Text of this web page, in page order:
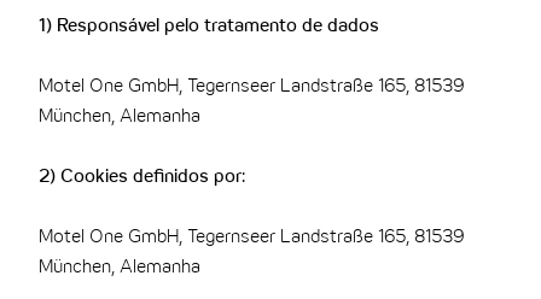
1) Responsável pelo tratamento de dados
Motel One GmbH, Tegernseer Landstraße 165, 81539
München, Alemanha
2) Cookies definidos por:
Motel One GmbH, Tegernseer Landstraße 165, 81539
München, Alemanha